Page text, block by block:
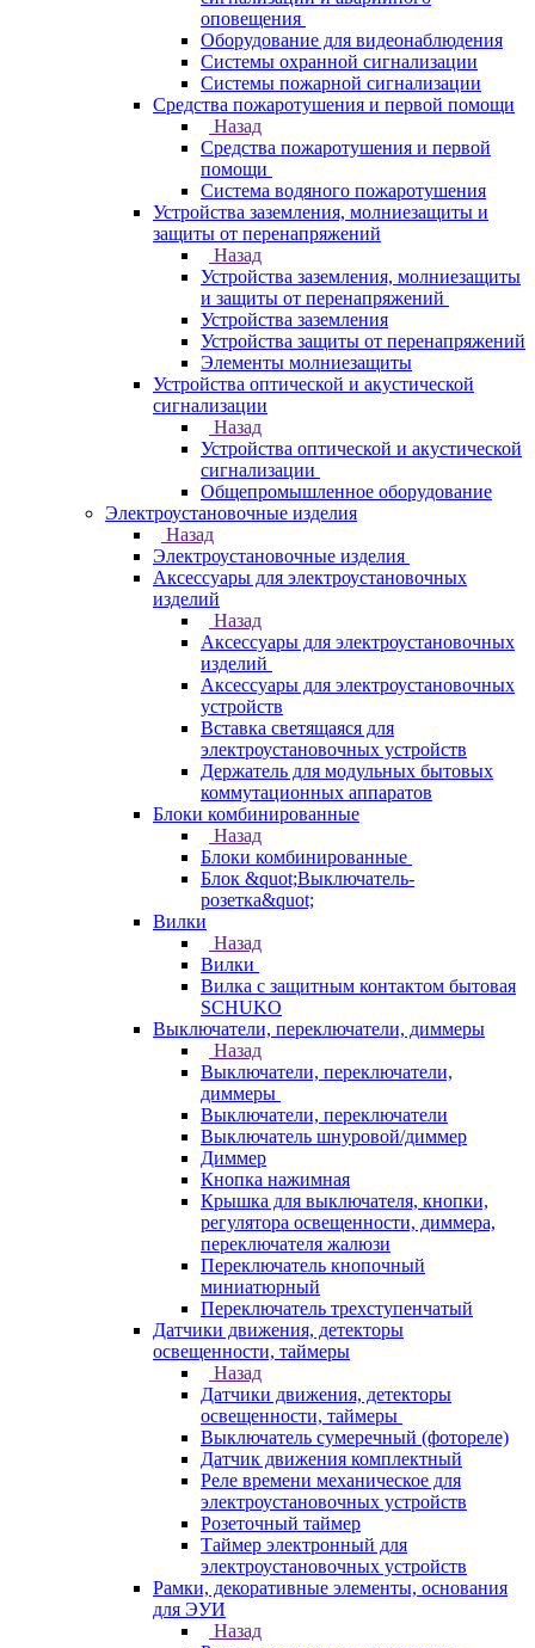
оповещения
Оборудование для видеонаблюдения
Системы охранной сигнализации
Системы пожарной сигнализации
Средства пожаротушения и первой помощи
Назад
Средства пожаротушения и первой
помощи
Система водяного пожаротушения
Устройства заземления, молниезащиты и
защиты от перенапряжений
Назад
Устройства заземления, молниезащиты
и защиты от перенапряжений
Устройства заземления
Устройства защиты от перенапряжений
Элементы молниезащиты
Устройства оптической и акустической
сигнализации
Назад
Устройства оптической и акустической
сигнализации
Общепромышленное оборудование
Электроустановочные изделия
Назад
Электроустановочные изделия
Аксессуары для электроустановочных
изделий
Назад
Аксессуары для электроустановочных
изделий
Аксессуары для электроустановочных
устройств
Вставка светящаяся для
электроустановочных устройств
Держатель для модульных бытовых
коммутационных аппаратов
Блоки комбинированные
Назад
Блоки комбинированные
Блок &quot;Выключатель-
розетка&quot;
Вилки
Назад
Вилки
Вилка с защитным контактом бытовая
SCHUKO
Выключатели, переключатели, диммеры
Назад
Выключатели, переключатели,
диммеры
Выключатели, переключатели
Выключатель шнуровой/диммер
Диммер
Кнопка нажимная
Крышка для выключателя, кнопки,
регулятора освещенности, диммера,
переключателя жалюзи
Переключатель кнопочный
миниатюрный
Переключатель трехступенчатый
Датчики движения, детекторы
освещенности, таймеры
Назад
Датчики движения, детекторы
освещенности, таймеры
Выключатель сумеречный (фотореле)
Датчик движения комплектный
Реле времени механическое для
электроустановочных устройств
Розеточный таймер
Таймер электронный для
электроустановочных устройств
Рамки, декоративные элементы, основания
для ЭУИ
Назад